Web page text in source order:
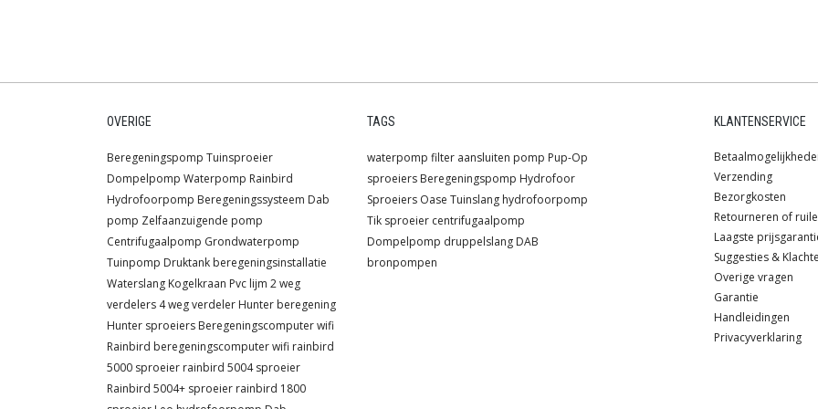
OVERIGE
Beregeningspomp Tuinsproeier
Dompelpomp Waterpomp Rainbird
Hydrofoorpomp Beregeningssysteem Dab
pomp Zelfaanzuigende pomp
Centrifugaalpomp Grondwaterpomp
Tuinpomp Druktank beregeningsinstallatie
Waterslang Kogelkraan Pvc lijm 2 weg
verdelers 4 weg verdeler Hunter beregening
Hunter sproeiers Beregeningscomputer wifi
Rainbird beregeningscomputer wifi rainbird
5000 sproeier rainbird 5004 sproeier
Rainbird 5004+ sproeier rainbird 1800
TAGS
waterpomp filter aansluiten pomp Pup-Op
sproeiers Beregeningspomp Hydrofoor
Sproeiers Oase Tuinslang hydrofoorpomp
Tik sproeier centrifugaalpomp
Dompelpomp druppelslang DAB
bronpompen
KLANTENSERVICE
Verzending
Bezorgkosten
Retourneren of
Laagste
Suggesties &
Overige vragen
Garantie
Handleidingen
Privacyverklaring